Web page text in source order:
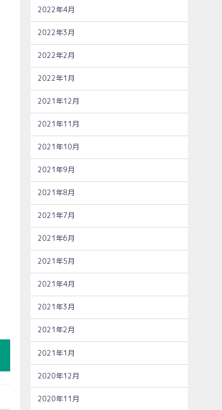
2022年4月
2022年3月
2022年2月
2022年1月
2021年12月
2021年11月
2021年10月
2021年9月
2021年8月
2021年7月
2021年6月
2021年5月
2021年4月
2021年3月
2021年2月
2021年1月
2020年12月
2020年11月